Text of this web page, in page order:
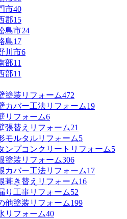
市40
郡15
島市24
島17
川市6
部11
部11
塗装リフォーム472
カバー工法リフォーム19
リフォーム6
張替えリフォーム21
モルタルリフォーム5
ンプコンクリートリフォーム5
塗装リフォーム306
カバー工法リフォーム17
葺き替えリフォーム16
り工事リフォーム52
他塗装リフォーム199
リフォーム40